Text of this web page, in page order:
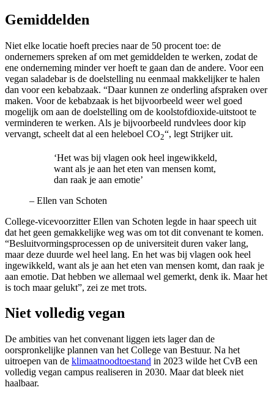
Gemiddelden
Niet elke locatie hoeft precies naar de 50 procent toe: de
ondernemers spreken af om met gemiddelden te werken, zodat de
ene onderneming minder ver hoeft te gaan dan de andere. Voor een
vegan saladebar is de doelstelling nu eenmaal makkelijker te halen
dan voor een kebabzaak. “Daar kunnen ze onderling afspraken over
maken. Voor de kebabzaak is het bijvoorbeeld weer wel goed
mogelijk om aan de doelstelling om de koolstofdioxide-uitstoot te
verminderen te werken. Als je bijvoorbeeld rundvlees door kip
vervangt, scheelt dat al een heleboel CO2“, legt Strijker uit.
‘Het was bij vlagen ook heel ingewikkeld,
want als je aan het eten van mensen komt,
dan raak je aan emotie’
– Ellen van Schoten
College-vicevoorzitter Ellen van Schoten legde in haar speech uit
dat het geen gemakkelijke weg was om tot dit convenant te komen.
“Besluitvormingsprocessen op de universiteit duren vaker lang,
maar deze duurde wel heel lang. En het was bij vlagen ook heel
ingewikkeld, want als je aan het eten van mensen komt, dan raak je
aan emotie. Dat hebben we allemaal wel gemerkt, denk ik. Maar het
is toch maar gelukt”, zei ze met trots.
Niet volledig vegan
De ambities van het convenant liggen iets lager dan de
oorspronkelijke plannen van het College van Bestuur. Na het
uitroepen van de klimaatnoodtoestand in 2023 wilde het CvB een
volledig vegan campus realiseren in 2030. Maar dat bleek niet
haalbaar.